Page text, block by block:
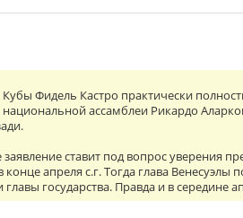
Фидель Кастро практически
национальной ассамблеи Рикардо
ставит под вопрос уверения
апреля с.г. Тогда глава Венесуэлы
главы государства. Правда и в середине